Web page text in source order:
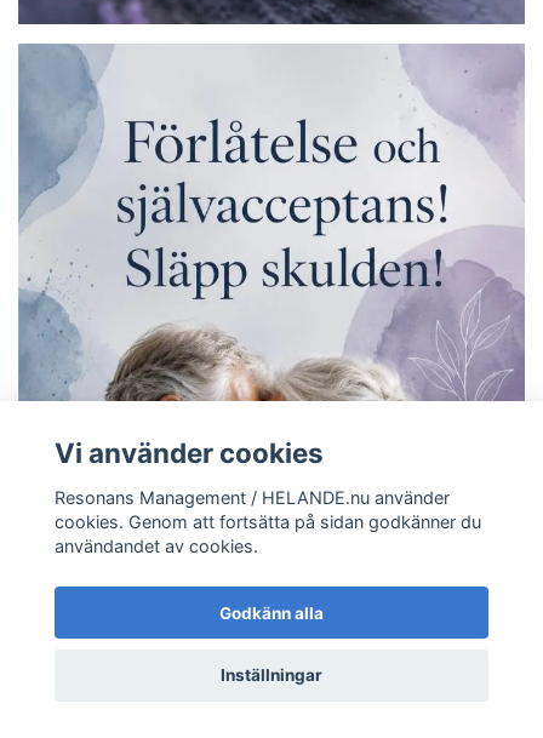
Vi använder cookies
Resonans Management / HELANDE.nu använder
cookies. Genom att fortsätta på sidan godkänner du
användandet av cookies.
Godkänn alla
Inställningar